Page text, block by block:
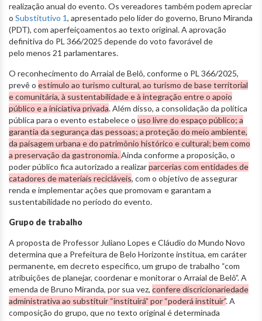
realização anual do evento. Os vereadores também podem apreciar
o Substitutivo 1, apresentado pelo líder do governo, Bruno Miranda
(PDT), com aperfeiçoamentos ao texto original. A aprovação
definitiva do PL 366/2025 depende do voto favorável de
pelo menos 21 parlamentares.
O reconhecimento do Arraial de Belô, conforme o PL 366/2025,
prevê o estímulo ao turismo cultural, ao turismo de base territorial
e comunitária, à sustentabilidade e à integração entre o apoio
público e a iniciativa privada. Além disso, a consolidação da política
pública para o evento estabelece o uso livre do espaço público; a
garantia da segurança das pessoas; a proteção do meio ambiente,
da paisagem urbana e do patrimônio histórico e cultural; bem como
a preservação da gastronomia.Ainda conforme a proposição, o
poder público fica autorizado a realizarparcerias com entidades de
catadores de materiais recicláveis, com o objetivo de assegurar
renda e implementar ações que promovam e garantam a
sustentabilidade no período do evento.
Grupo de trabalho
A proposta de Professor Juliano Lopes e Cláudio do Mundo Novo
determina que a Prefeitura de Belo Horizonte institua, em caráter
permanente, em decreto especifico, um grupo de trabalho “com
atribuições de planejar, coordenar e monitorar o Arraial de Belô”. A
emenda de Bruno Miranda, por sua vez, confere discricionariedade
administrativa ao substituir “instituirá” por “poderá instituir”. A
composição do grupo, que no texto original é determinada